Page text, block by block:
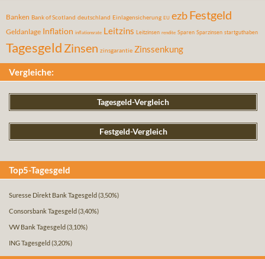
Banken Bank of Scotland deutschland Einlagensicherung EU ezbFestgeld
Geldanlage Inflation inflationsrate Leitzins Leitzinsen rendite Sparen Sparzinsen startguthaben
Tagesgeld Zinsen zinsgarantie Zinssenkung
Vergleiche:
Tagesgeld-Vergleich
Festgeld-Vergleich
Top5-Tagesgeld
Suresse Direkt Bank Tagesgeld (3,50%)
Consorsbank Tagesgeld (3,40%)
VW Bank Tagesgeld (3,10%)
ING Tagesgeld (3,20%)